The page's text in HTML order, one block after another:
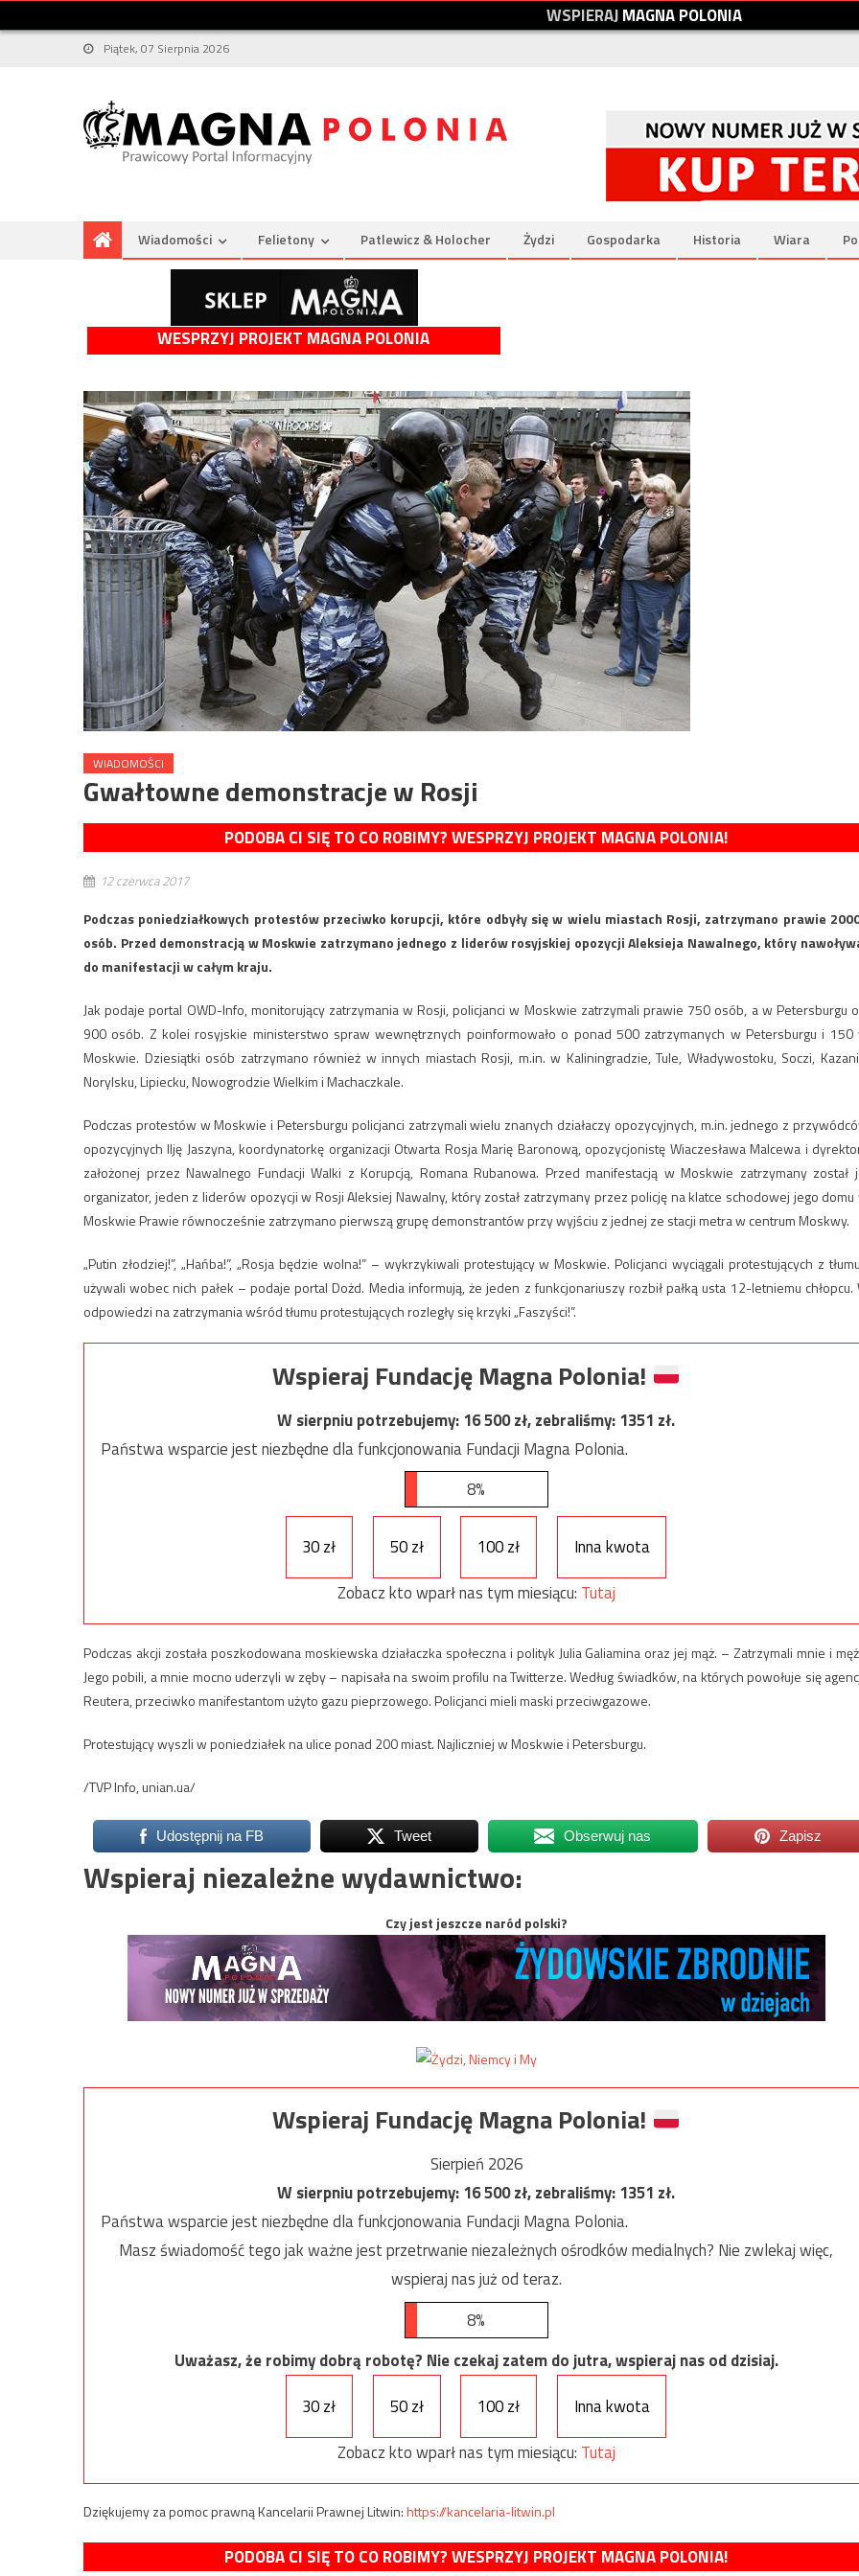
WSPIERAJMAGNAPOLONIA
Piątek, 07 Sierpnia 2026
Wiadomości Felietony Patlewicz & Holocher Żydzi Gospodarka Historia Wiara
WESPRZYJ PROJEKT MAGNA POLONIA
WIADOMOŚCI
Gwałtowne demonstracje w Rosji
PODOBA CI SIĘ TO CO ROBIMY? WESPRZYJ PROJEKT MAGNA POLONIA!
12 czerwca 2017
Podczas poniedziałkowych protestów przeciwko korupcji, które odbyły się w wielu miastach Rosji, zatrzymano prawie
osób. Przed demonstracją w Moskwie zatrzymano jednego z liderów rosyjskiej opozycji Aleksieja Nawalnego, który
do manifestacji w całym kraju.
Jak podaje portal OWD-Info, monitorujący zatrzymania w Rosji, policjanci w Moskwie zatrzymali prawie 750 osób, a w Petersburgu
900 osób. Z kolei rosyjskie ministerstwo spraw wewnętrznych poinformowało o ponad 500 zatrzymanych w Petersburgu i 150
Moskwie. Dziesiątki osób zatrzymano również w innych miastach Rosji, m.in. w Kaliningradzie, Tule, Władywostoku, Soczi,
Norylsku, Lipiecku, Nowogrodzie Wielkim i Machaczkale.
Podczas protestów w Moskwie i Petersburgu policjanci zatrzymali wielu znanych działaczy opozycyjnych, m.in. jednego z
opozycyjnych Ilję Jaszyna, koordynatorkę organizacji Otwarta Rosja Marię Baronową, opozycjonistę Wiaczesława Malcewa i
założonej przez Nawalnego Fundacji Walki z Korupcją, Romana Rubanowa. Przed manifestacją w Moskwie zatrzymany został
organizator, jeden z liderów opozycji w Rosji Aleksiej Nawalny, który został zatrzymany przez policję na klatce schodowej jego domu
Moskwie Prawie równocześnie zatrzymano pierwszą grupę demonstrantów przy wyjściu z jednej ze stacji metra w centrum Moskwy.
„Putin złodziej!”, „Hańba!”, „Rosja będzie wolna!” – wykrzykiwali protestujący w Moskwie. Policjanci wyciągali protestujących z
używali wobec nich pałek – podaje portal Dożd. Media informują, że jeden z funkcjonariuszy rozbił pałką usta 12-letniemu chłopcu.
odpowiedzi na zatrzymania wśród tłumu protestujących rozległy się krzyki „Faszyści!”.
Wspieraj Fundację Magna Polonia!
W sierpniu potrzebujemy:16 500zł, zebraliśmy:1351 zł.
Państwa wsparcie jest niezbędne dla funkcjonowania Fundacji Magna Polonia.
8%
30 zł 50 zł 100 zł
Inna kwota
Zobacz kto wparł nas tym miesiącu: Tutaj
Podczas akcji została poszkodowana moskiewska działaczka społeczna i polityk Julia Galiamina oraz jej mąż. – Zatrzymali mnie i
Jego pobili, a mnie mocno uderzyli w zęby – napisała na swoim profilu na Twitterze. Według świadków, na których powołuje się
Reutera, przeciwko manifestantom użyto gazu pieprzowego. Policjanci mieli maski przeciwgazowe.
Protestujący wyszli w poniedziałek na ulice ponad 200 miast. Najliczniej w Moskwie i Petersburgu.
/TVP Info, unian.ua/
Udostępnij na FB Tweet Obserwuj nas Zapisz
Wspieraj niezależne wydawnictwo:
Czy jest jeszcze naród polski?
Wspieraj Fundację Magna Polonia!
Sierpień 2026
W sierpniu potrzebujemy:16 500zł, zebraliśmy:1351 zł.
Państwa wsparcie jest niezbędne dla funkcjonowania Fundacji Magna Polonia.
Masz świadomość tego jak ważne jest przetrwanie niezależnych ośrodków medialnych? Nie zwlekaj więc,
wspieraj nas już od teraz.
8%
Uważasz, że robimy dobrą robotę? Nie czekaj zatem do jutra, wspieraj nas od dzisiaj.
30 zł
50 zł 100 zł
Inna kwota
Zobacz kto wparł nas tym miesiącu: Tutaj
Dziękujemy za pomoc prawną Kancelarii Prawnej Litwin:https://kancelaria-litwin.pl
PODOBA CI SIĘ TO CO ROBIMY? WESPRZYJ PROJEKT MAGNA POLONIA!